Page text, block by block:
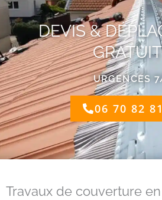
DEVIS &
URGENCES
06 70 82
Travaux de couverture